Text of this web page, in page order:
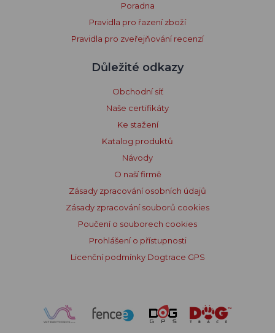
Poradna
Pravidla pro řazení zboží
Pravidla pro zveřejňování recenzí
Důležité odkazy
Obchodní síť
Naše certifikáty
Ke stažení
Katalog produktů
Návody
O naší firmě
Zásady zpracování osobních údajů
Zásady zpracování souborů cookies
Poučení o souborech cookies
Prohlášení o přístupnosti
Licenční podmínky Dogtrace GPS